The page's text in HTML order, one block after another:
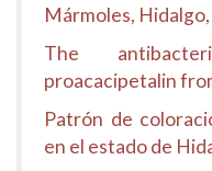
Mármoles,
The
proacacipetalin
Patrón de
en el estado de